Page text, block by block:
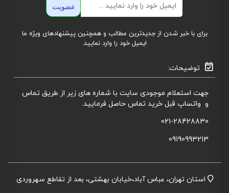
عضویت
برای با خبر شدن از جدیدترین مطالب و همچنین پیشنهادهای ویژه ما
ایمیل خود را وارد نمایید.
توضیحات:
جهت استعلام موجودی سایت با شماره های زیر از طریق تماس
و واتساپ قبل خرید تماس حاصل فرمایید.
021-28428830
09190993213
استان تهران، عباس آباد،خیابان بهشتی، بعد از تقاطع سهروردی